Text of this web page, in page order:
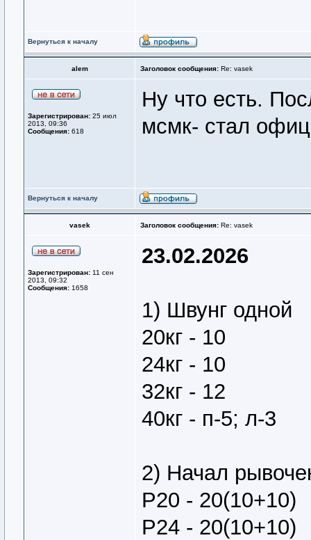
Вернуться к началу
alem Заголовок сообщения: Re: vasek
Зарегистрирован: 25 июл
2013, 09:36
Сообщения: 618
Ну что есть.
мсмк- стал
Вернуться к началу
vasek Заголовок сообщения: Re: vasek
Зарегистрирован: 11 сен
2013, 09:32
Сообщения: 1658
23.02.2026
1) Швунг одной
20кг - 10
24кг - 10
32кг - 12
40кг - п-5; л-3
2) Начал
Р20 - 20(10+10)
Р24 - 20(10+10)